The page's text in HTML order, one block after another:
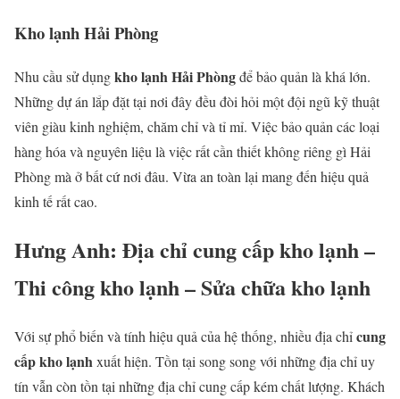
Kho lạnh Hải Phòng
Nhu cầu sử dụngkho lạnh Hải Phòngđể bảo quản là khá lớn.
Những dự án lắp đặt tại nơi đây đều đòi hỏi một đội ngũ kỹ thuật
viên giàu kinh nghiệm, chăm chỉ và tỉ mỉ. Việc bảo quản các loại
hàng hóa và nguyên liệu là việc rất cần thiết không riêng gì Hải
Phòng mà ở bất cứ nơi đâu. Vừa an toàn lại mang đến hiệu quả
kinh tế rất cao.
Hưng Anh: Địa chỉ cung cấp kho lạnh –
Thi công kho lạnh– Sửa chữa kho lạnh
Với sự phổ biến và tính hiệu quả của hệ thống, nhiều địa chỉcung
cấp kho lạnhxuất hiện. Tồn tại song song với những địa chỉ uy
tín vẫn còn tồn tại những địa chỉ cung cấp kém chất lượng. Khách